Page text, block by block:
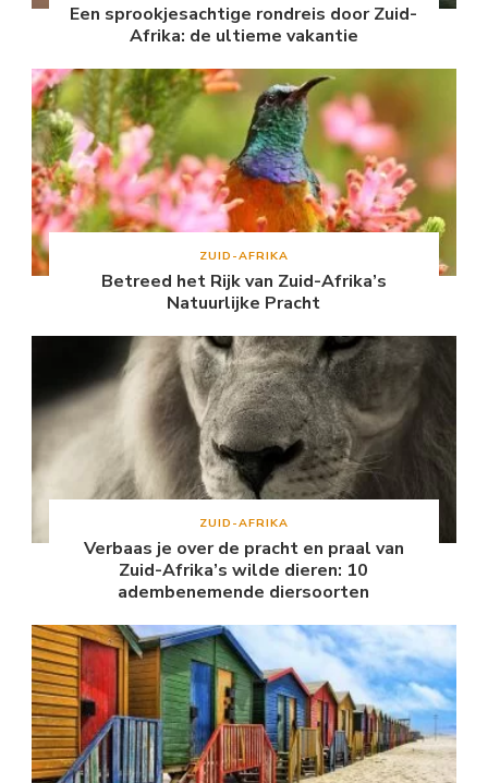
Een sprookjesachtige rondreis door Zuid-
Afrika: de ultieme vakantie
ZUID-AFRIKA
Betreed het Rijk van Zuid-Afrika’s
Natuurlijke Pracht
ZUID-AFRIKA
Verbaas je over de pracht en praal van
Zuid-Afrika’s wilde dieren: 10
adembenemende diersoorten